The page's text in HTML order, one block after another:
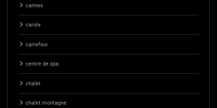
cannes
carole
carrefour
centre de spa
chalet
chalet montagne